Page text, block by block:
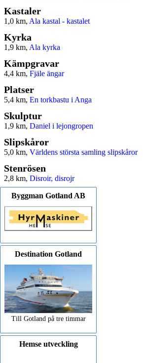
Kastaler
1,0 km, Ala kastal - kastalet
Kyrka
1,9 km, Ala kyrka
Kämpgravar
4,4 km, Fjäle ängar
Platser
5,4 km, En torkbastu i Anga
Skulptur
1,9 km, Daniel i lejongropen
Slipskåror
5,0 km, Världens största samling slipskåror
Stenrösen
2,8 km, Disroir, disrojr
Byggman Gotland AB
Destination Gotland
Till Gotland på tre timmar
Hemse utveckling